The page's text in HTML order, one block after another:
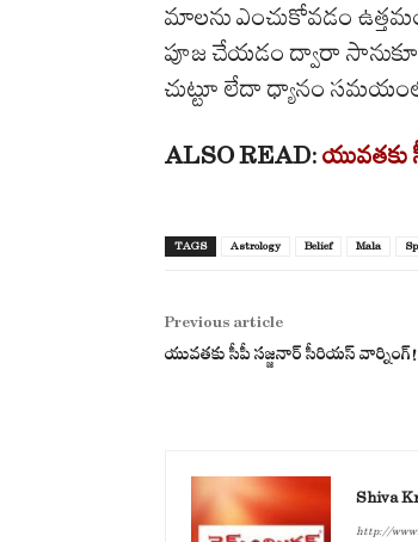
మాలను ఎంచుకోవడం
పూజ చేయడం ద్వారా సానుకూల
చుట్టూ లేదా ధ్యానం
ALSO READ: యువతకు
TAGS Astrology Belief Mala
Previous article
యువతకు సీపీ సజ్జనార్ సీరియస్ వార్నింగ్!
Shiva
http://